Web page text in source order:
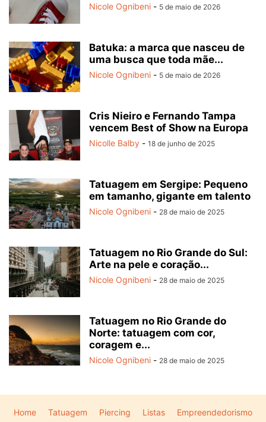
Nicole Ognibeni - 5 de maio de 2026
Batuka: a marca que nasceu de
uma busca que toda mãe...
Nicole Ognibeni - 5 de maio de 2026
Cris Nieiro e Fernando Tampa
vencem Best of Show na Europa
Nicolle Balby - 18 de junho de 2025
Tatuagem em Sergipe: Pequeno
em tamanho, gigante em talento
Nicole Ognibeni - 28 de maio de 2025
Tatuagem no Rio Grande do Sul:
Arte na pele e coração...
Nicole Ognibeni - 28 de maio de 2025
Tatuagem no Rio Grande do
Norte: tatuagem com cor,
coragem e...
Nicole Ognibeni - 28 de maio de 2025
Home Tatuagem Piercing Listas Empreendedorismo